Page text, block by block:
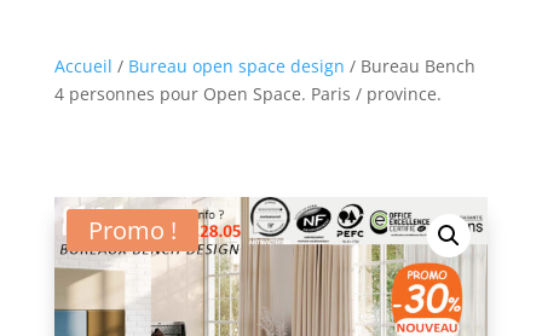
Accueil / Bureau open space design / Bureau Bench
4 personnes pour Open Space. Paris / province.
Promo !